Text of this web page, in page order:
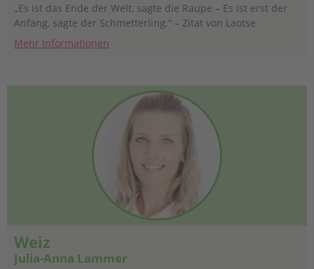
„Es ist das Ende der Welt, sagte die Raupe – Es ist erst der
Anfang, sagte der Schmetterling.“ – Zitat von Laotse
Mehr Informationen
Weiz
Julia-Anna Lammer